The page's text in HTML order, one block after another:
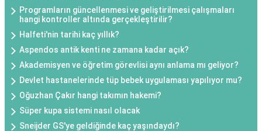
Programların güncellenmesi ve geliştirilmesi çalışmaları
hangi kontroller altında gerçekleştirilir?
Halfeti'nin tarihi kaç yıllık?
Aspendos antik kenti ne zamana kadar açık?
Akademisyen ve öğretim görevlisi aynı anlama mı geliyor?
Devlet hastanelerinde tüp bebek uygulaması yapılıyor mu?
Oğuzhan Çakır hangi takımın hakemi?
Süper kupa sistemi nasıl olacak
Sneijder GS'ye geldiğinde kaç yaşındaydı?